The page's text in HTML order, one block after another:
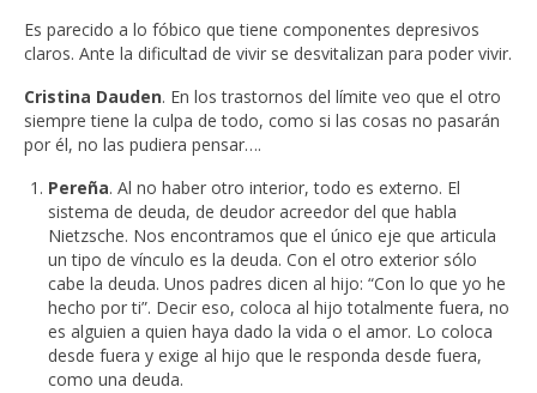
Es parecido a lo fóbico que tiene componentes depresivos
claros. Ante la dificultad de vivir se desvitalizan para poder vivir.
Cristina Dauden. En los trastornos del límite veo que el otro
siempre tiene la culpa de todo, como si las cosas no pasarán
por él, no las pudiera pensar….
Pereña. Al no haber otro interior, todo es externo. El
sistema de deuda, de deudor acreedor del que habla
Nietzsche. Nos encontramos que el único eje que articula
un tipo de vínculo es la deuda. Con el otro exterior sólo
cabe la deuda. Unos padres dicen al hijo: “Con lo que yo he
hecho por ti”. Decir eso, coloca al hijo totalmente fuera, no
es alguien a quien haya dado la vida o el amor. Lo coloca
desde fuera y exige al hijo que le responda desde fuera,
como una deuda.